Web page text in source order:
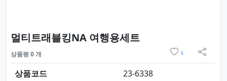
멀티트래블킹NA 여행용세트요약정보 및 구매
상품평 0 개 0
sns 공
상품코드
23-6338